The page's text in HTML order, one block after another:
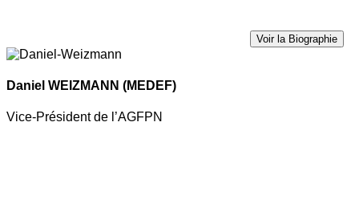
Voir la Biographie
Daniel WEIZMANN (MEDEF)
Vice-Président de l’AGFPN